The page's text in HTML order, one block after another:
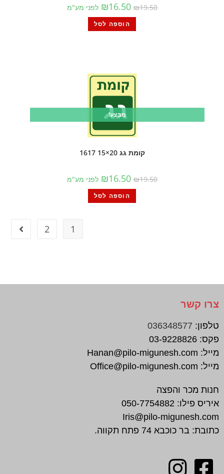
₪19.50
₪16.50 לפני מע"מ
הוספה לסל
מבצע!
קומת גג 20×15 1617
₪19.50
₪16.50 לפני מע"מ
הוספה לסל
1
2
צרו קשר
טלפון: 036348577
פקס: 03-9228826
מייל: Hanan@pilo-migunesh.com
מייל: Office@pilo-migunesh.com
חנות מכר והפצה
איריס פילו: 050-7754882
Iris@pilo-migunesh.com
כתובת: בר כוכבא 74 פתח תקווה.